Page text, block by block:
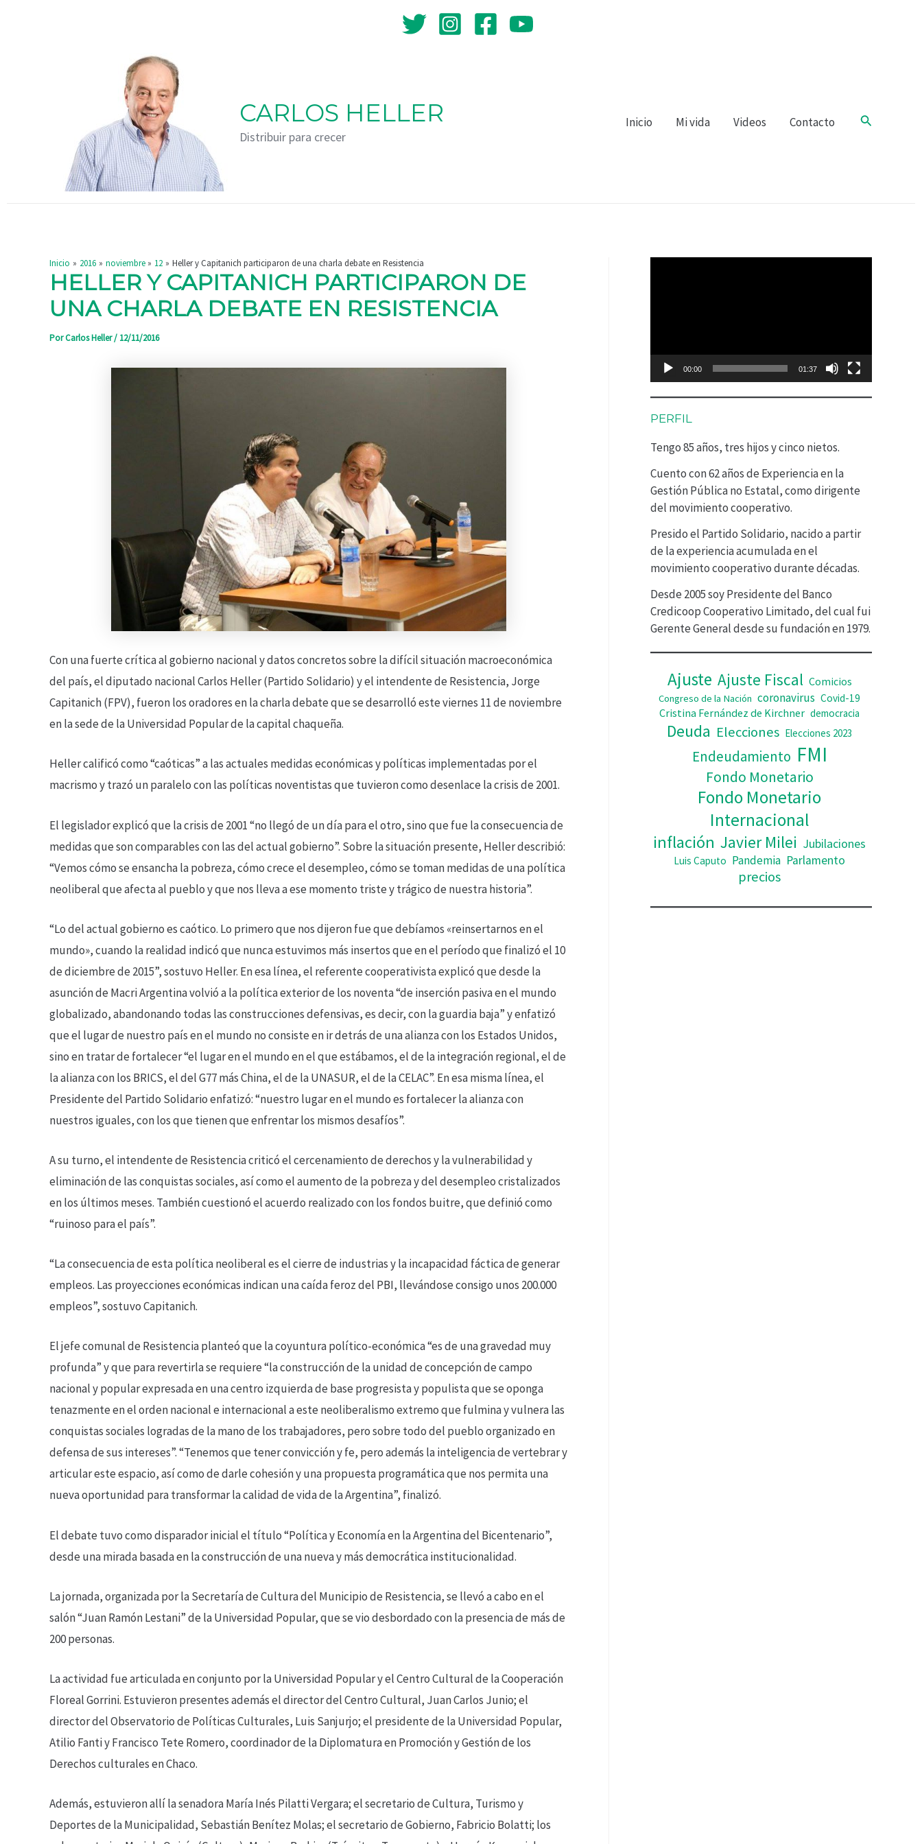
CARLOS HELLER
Distribuir para crecer
Inicio Mi vida Videos Contacto Buscar
Inicio 2016 noviembre 12 Heller y Capitanich participaron de una charla debate en Resistencia
HELLER Y CAPITANICH PARTICIPARON DE
UNA CHARLA DEBATE EN RESISTENCIA
PorCarlos Heller/ 12/11/2016
Con una fuerte crítica al gobierno nacional y datos concretos sobre la difícil situación macroeconómica
del país, el diputado nacional Carlos Heller (Partido Solidario) y el intendente de Resistencia, Jorge
Capitanich (FPV), fueron los oradores en la charla debate que se desarrolló este viernes 11 de noviembre
en la sede de la Universidad Popular de la capital chaqueña.
Heller calificó como “caóticas” a las actuales medidas económicas y políticas implementadas por el
macrismo y trazó un paralelo con las políticas noventistas que tuvieron como desenlace la crisis de 2001.
El legislador explicó que la crisis de 2001 “no llegó de un día para el otro, sino que fue la consecuencia de
medidas que son comparables con las del actual gobierno”. Sobre la situación presente, Heller describió:
“Vemos cómo se ensancha la pobreza, cómo crece el desempleo, cómo se toman medidas de una política
neoliberal que afecta al pueblo y que nos lleva a ese momento triste y trágico de nuestra historia”.
“Lo del actual gobierno es caótico. Lo primero que nos dijeron fue que debíamos «reinsertarnos en el
mundo», cuando la realidad indicó que nunca estuvimos más insertos que en el período que finalizó el 10
de diciembre de 2015”, sostuvo Heller. En esa línea, el referente cooperativista explicó que desde la
asunción de Macri Argentina volvió a la política exterior de los noventa “de inserción pasiva en el mundo
globalizado, abandonando todas las construcciones defensivas, es decir, con la guardia baja” y enfatizó
que el lugar de nuestro país en el mundo no consiste en ir detrás de una alianza con los Estados Unidos,
sino en tratar de fortalecer “el lugar en el mundo en el que estábamos, el de la integración regional, el de
la alianza con los BRICS, el del G77 más China, el de la UNASUR, el de la CELAC”. En esa misma línea, el
Presidente del Partido Solidario enfatizó: “nuestro lugar en el mundo es fortalecer la alianza con
nuestros iguales, con los que tienen que enfrentar los mismos desafíos”.
A su turno, el intendente de Resistencia criticó el cercenamiento de derechos y la vulnerabilidad y
eliminación de las conquistas sociales, así como el aumento de la pobreza y del desempleo cristalizados
en los últimos meses. También cuestionó el acuerdo realizado con los fondos buitre, que definió como
“ruinoso para el país”.
“La consecuencia de esta política neoliberal es el cierre de industrias y la incapacidad fáctica de generar
empleos. Las proyecciones económicas indican una caída feroz del PBI, llevándose consigo unos 200.000
empleos”, sostuvo Capitanich.
El jefe comunal de Resistencia planteó que la coyuntura político-económica “es de una gravedad muy
profunda” y que para revertirla se requiere “la construcción de la unidad de concepción de campo
nacional y popular expresada en una centro izquierda de base progresista y populista que se oponga
tenazmente en el orden nacional e internacional a este neoliberalismo extremo que fulmina y vulnera las
conquistas sociales logradas de la mano de los trabajadores, pero sobre todo del pueblo organizado en
defensa de sus intereses”. “Tenemos que tener convicción y fe, pero además la inteligencia de vertebrar y
articular este espacio, así como de darle cohesión y una propuesta programática que nos permita una
nueva oportunidad para transformar la calidad de vida de la Argentina”, finalizó.
El debate tuvo como disparador inicial el título “Política y Economía en la Argentina del Bicentenario”,
desde una mirada basada en la construcción de una nueva y más democrática institucionalidad.
La jornada, organizada por la Secretaría de Cultura del Municipio de Resistencia, se llevó a cabo en el
salón “Juan Ramón Lestani” de la Universidad Popular, que se vio desbordado con la presencia de más de
200 personas.
La actividad fue articulada en conjunto por la Universidad Popular y el Centro Cultural de la Cooperación
Floreal Gorrini. Estuvieron presentes además el director del Centro Cultural, Juan Carlos Junio; el
director del Observatorio de Políticas Culturales, Luis Sanjurjo; el presidente de la Universidad Popular,
Atilio Fanti y Francisco Tete Romero, coordinador de la Diplomatura en Promoción y Gestión de los
Derechos culturales en Chaco.
Además, estuvieron allí la senadora María Inés Pilatti Vergara; el secretario de Cultura, Turismo y
Deportes de la Municipalidad, Sebastián Benítez Molas; el secretario de Gobierno, Fabricio Bolatti; los
d
t
o
e
v
í
d
00:00 01:37
PERFIL
Tengo 85 años, tres hijos y cinco nietos.
Cuento con 62 años de Experiencia en la
Gestión Pública no Estatal, como dirigente
del movimiento cooperativo.
Presido el Partido Solidario, nacido a partir
de la experiencia acumulada en el
movimiento cooperativo durante décadas.
Desde 2005 soy Presidente del Banco
Credicoop Cooperativo Limitado, del cual fui
Gerente General desde su fundación en 1979.
Ajuste Ajuste Fiscal Comicios
Congreso de la Nación coronavirus Covid-19
Cristina Fernández de Kirchner democracia
Deuda Elecciones Elecciones 2023
Endeudamiento FMI
Fondo Monetario
Fondo Monetario
Internacional
inflación Javier Milei Jubilaciones
Luis Caputo Pandemia Parlamento
precios